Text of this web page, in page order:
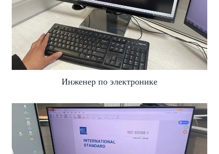
Инженер по электронике